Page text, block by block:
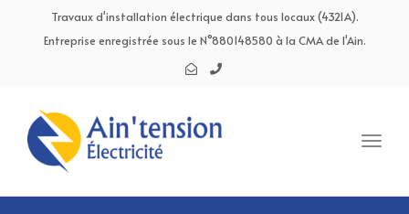
Travaux d'installation électrique dans tous locaux (4321A).
Entreprise enregistrée sous le N°880148580 à la CMA de l'Ain.